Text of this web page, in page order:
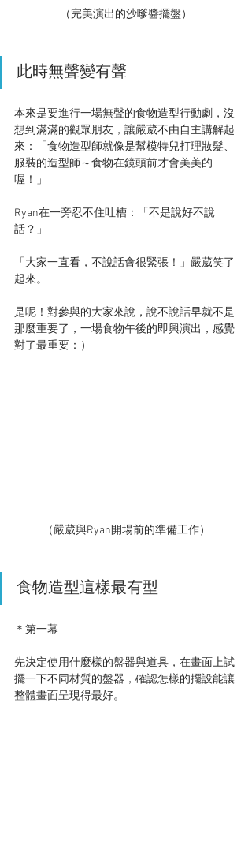
（完美演出的沙嗲醬擺盤）
此時無聲變有聲
本來是要進行一場無聲的食物造型行動劇，沒
想到滿滿的觀眾朋友，讓嚴葳不由自主講解起
來：「食物造型師就像是幫模特兒打理妝髮、
服裝的造型師～食物在鏡頭前才會美美的
喔！」
Ryan在一旁忍不住吐槽：「不是說好不說
話？」
「大家一直看，不說話會很緊張！」嚴葳笑了
起來。
是呢！對參與的大家來說，說不說話早就不是
那麼重要了，一場食物午後的即興演出，感覺
對了最重要：）
（嚴葳與Ryan開場前的準備工作）
食物造型這樣最有型
＊第一幕
先決定使用什麼樣的盤器與道具，在畫面上試
擺一下不同材質的盤器，確認怎樣的擺設能讓
整體畫面呈現得最好。